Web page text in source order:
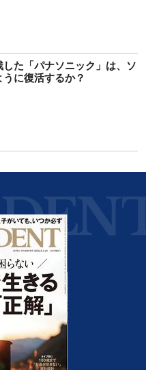
た「パナソニック」は、ソ
に復活するか？